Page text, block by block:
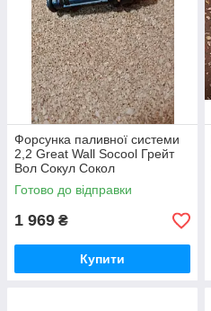
Форсунка паливної системи
2,2 Great Wall Socool Грейт
Вол Сокул Сокол
Готово до відправки
1 969 ₴
Купити